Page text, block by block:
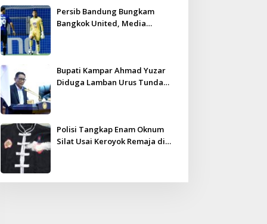
Persib Bandung Bungkam
Bangkok United, Media
Bupati Kampar Ahmad Yuzar
Diduga Lamban Urus Tunda
Polisi Tangkap Enam Oknum
Silat Usai Keroyok Remaja di